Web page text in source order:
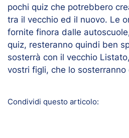
pochi quiz che potrebbero
tra il vecchio ed il nuovo. Le
fornite finora dalle
quiz, resteranno quindi ben
sosterrà con il vecchio
vostri figli, che lo sosterranno
Condividi questo articolo: